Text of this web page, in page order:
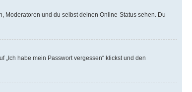
Moderatoren und du selbst deinen Online-Status sehen. Du
habe mein Passwort vergessen“ klickst und den